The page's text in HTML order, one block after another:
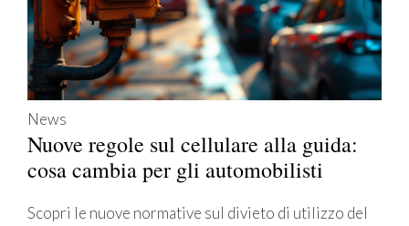
News
Nuove regole sul cellulare alla guida:
cosa cambia per gli automobilisti
Scopri le nuove normative sul divieto di utilizzo del